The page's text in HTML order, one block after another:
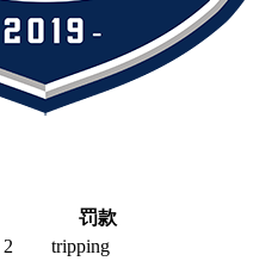
罚款
2
tripping